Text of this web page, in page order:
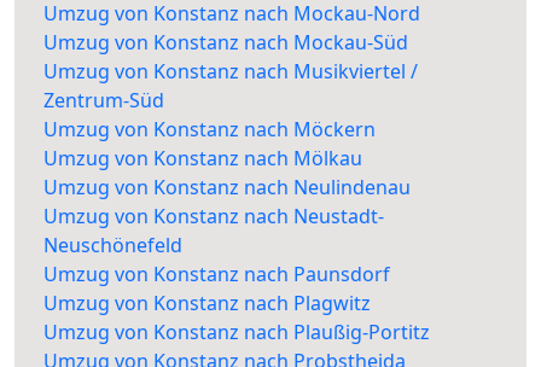
Umzug von Konstanz nach Mockau-Nord
Umzug von Konstanz nach Mockau-Süd
Umzug von Konstanz nach Musikviertel /
Zentrum-Süd
Umzug von Konstanz nach Möckern
Umzug von Konstanz nach Mölkau
Umzug von Konstanz nach Neulindenau
Umzug von Konstanz nach Neustadt-
Neuschönefeld
Umzug von Konstanz nach Paunsdorf
Umzug von Konstanz nach Plagwitz
Umzug von Konstanz nach Plaußig-Portitz
Umzug von Konstanz nach Probstheida